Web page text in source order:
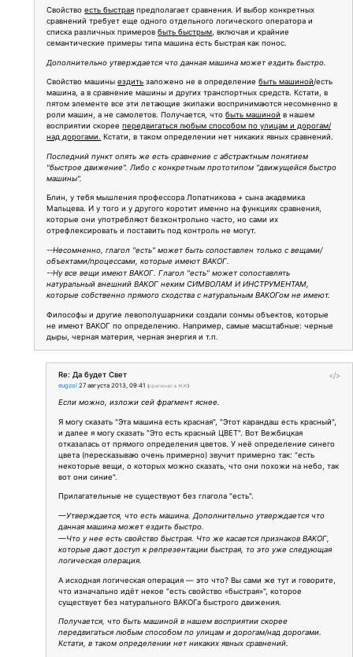
Свойствоесть быстрая предполагает сравнения. И выбор конкретных
сравнений требует еще одного отдельного логического оператора и
списка различных примеровбыть быстрым , включая и крайние
семантические примеры типа машина есть быстрая как понос.
Дополнительно утверждается что данная машина может ездить быстро.
Свойство машиныездить заложено не в определениебыть машиной/есть
машина, а в сравнение машины и других транспортных средств. Кстати, в
пятом элементе все эти летающие экипажи воспринимаются несомненно в
роли машин, а не самолетов. Получается, чтобыть машиной в нашем
восприятии скореепередвигаться любым способом по улицам и дорогам/
над дорогами.
Кстати, в таком определении нет никаких явных сравнений.
Последний пункт опять же есть сравнение с абстрактным понятием
"быстрое движение". Либо с конкретным прототипом "движущейся быстро
машины".
Блин, у тебя мышления профессора Лопатникова + сына академика
Мальцева. И у того и у другого коротит именно на функциях сравнения,
которые они употребляют безконтрольно часто, но сами их
отрефлексировать и поставить под контроль не могут.
--Несомненно, глагол "есть" может быть сопоставлен только с вещами/
объектами/процессами, которые имеют ВАКОГ.
--Ну все вещи имеют ВАКОГ. Глагол "есть" может сопоставлять
натуральный внешний ВАКОГ неким СИМВОЛАМ И ИНСТРУМЕНТАМ,
которые собственно прямого сходства с натуральным ВАКОГом не имеют.
Философы и другие левополушарники создали сонмы объектов, которые
не имеют ВАКОГ по определению. Например, самые масштабные: черные
дыры, черная материя, черная энергия и т.п.
</>
Re: Да будет Свет
eugzol 27 августа 2013, 09:41 (оригинал в ЖЖ)
Если можно, изложи сей фрагмент яснее.
Я могу сказать "Эта машина есть красная", "Этот карандаш есть красный",
и далее я могу сказать "Это есть красный ЦВЕТ". Вот Вежбицкая
отказалась от прямого определения цветов. У неё определение синего
цвета (пересказываю очень примерно) звучит примерно так: "есть
некоторые вещи, о которых можно сказать, что они похожи на небо, так
вот они синие".
Прилагательные не существуют без глагола "есть".
—Утверждается, что есть машина. Дополнительно утверждается что
данная машина может ездить быстро.
—Что у нее есть свойство быстрая. Что же касается признаков ВАКОГ,
которые дают доступ к репрезентации быстрая, то это уже следующая
логическая операция.
А исходная логическая операция — это что? Вы сами же тут и говорите,
что изначально идёт некое "есть свойство «быстрая»", которое
существует без натурального ВАКОГа быстрого движения.
Получается, что быть машиной в нашем восприятии скорее
передвигаться любым способом по улицам и дорогам/над дорогами.
Кстати, в таком определении нет никаких явных сравнений.